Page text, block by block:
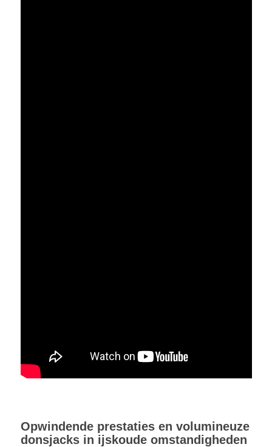
Opwindende prestaties en volumineuze
donsjacks in ijskoude omstandigheden